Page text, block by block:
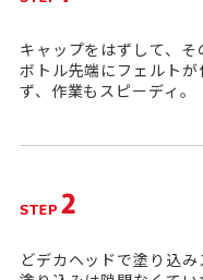
キャップをはずして、そ
ボトル先端にフェルト
ず、作業もスピーディ。
どデカヘッドで塗り込み